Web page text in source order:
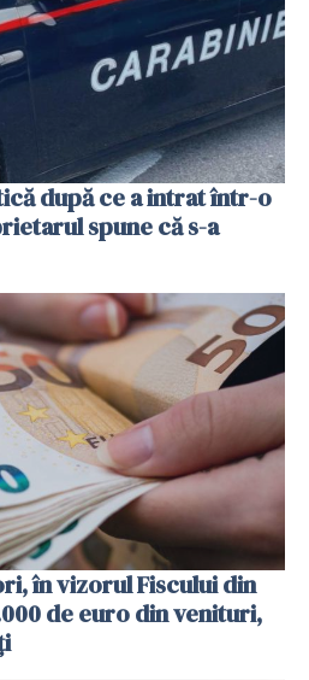
după ce a intrat într-o
spune că s-a
în vizorul Fiscului din
de euro din venituri,